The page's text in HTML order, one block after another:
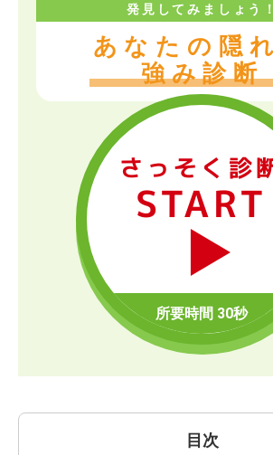
発見してみましょう！
あなたの隠
強み診断
さっそく診
START
目次